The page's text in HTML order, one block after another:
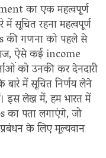
का एक महत्वपूर्ण
सूचित रहना महत्वपूर्ण
की गणना को पहले से
ऐसे कई income
को उनकी कर देनदारी
में सूचित निर्णय लेने
इस लेख में, हम भारत में
का पता लगाएंगे, जो
के लिए मूल्यवान